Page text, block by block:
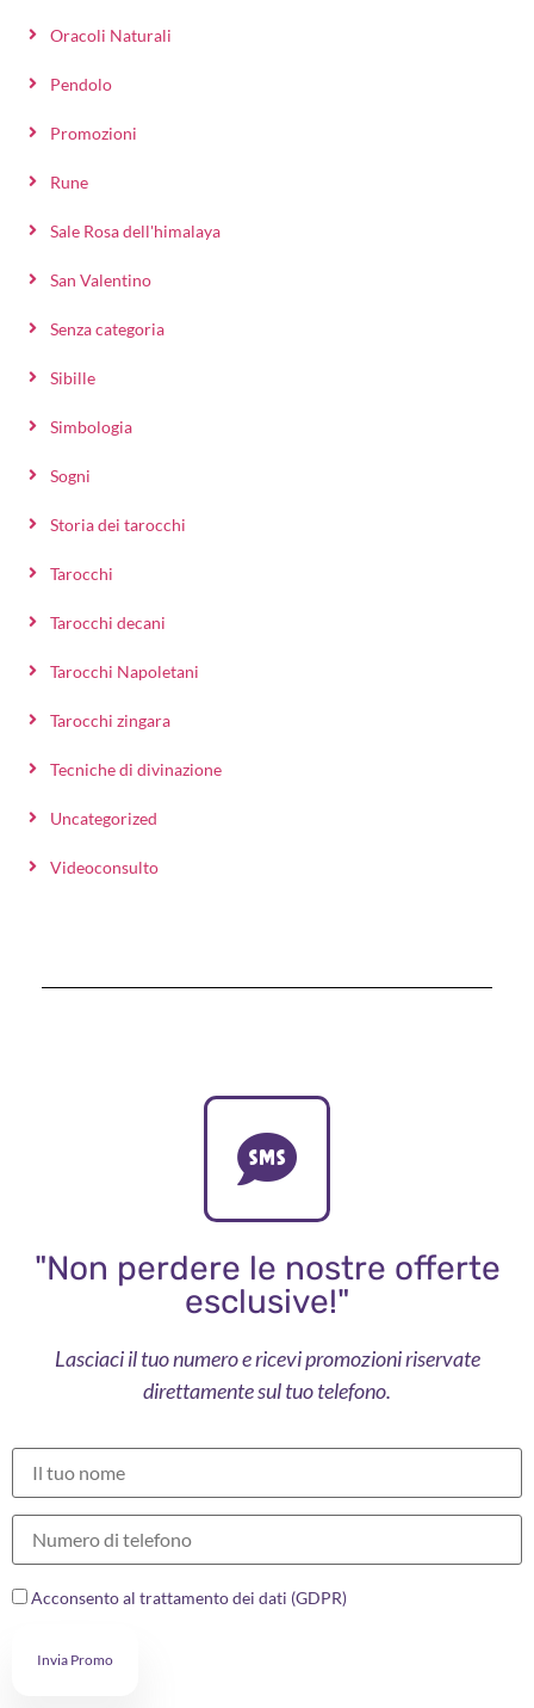
Oracoli Naturali
Pendolo
Promozioni
Rune
Sale Rosa dell'himalaya
San Valentino
Senza categoria
Sibille
Simbologia
Sogni
Storia dei tarocchi
Tarocchi
Tarocchi decani
Tarocchi Napoletani
Tarocchi zingara
Tecniche di divinazione
Uncategorized
Videoconsulto
"Non perdere le nostre offerte
esclusive!"
Lasciaci il tuo numero e ricevi promozioni riservate
direttamente sul tuo telefono.
Acconsento al trattamento dei dati (GDPR)
Invia Promo